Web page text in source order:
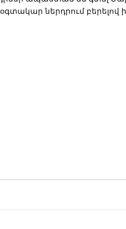
օգտակար ներդրում